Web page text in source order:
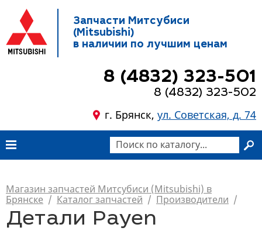
Запчасти Митсубиси
(Mitsubishi)
в наличии по лучшим ценам
8 (4832) 323-501
8 (4832) 323-502
г. Брянск, ул. Советская, д. 74
Магазин запчастей Митсубиси (Mitsubishi) в
Брянске / Каталог запчастей / Производители /
Детали Payen